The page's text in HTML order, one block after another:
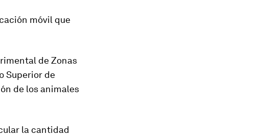
móvil que
de Zonas
Superior de
de los animales
la cantidad